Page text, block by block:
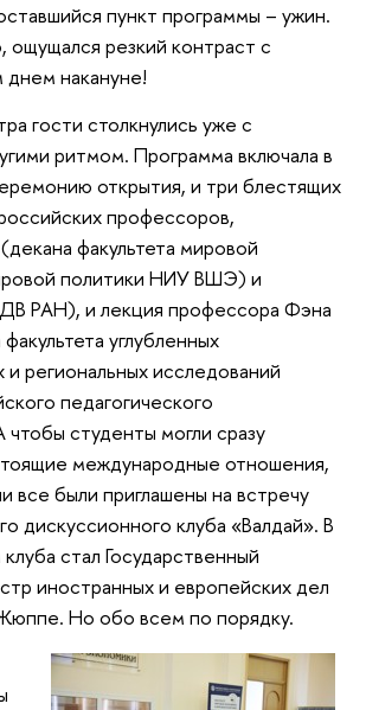
пункт программы – ужин.
ощущался резкий контраст с
накануне!
гости столкнулись уже с
ритмом. Программа включала в
открытия, и три блестящих
профессоров,
факультета мировой
политики НИУ ВШЭ) и
РАН), и лекция профессора Фэна
углубленных
региональных исследований
педагогического
чтобы студенты могли сразу
международные отношения,
все были приглашены на встречу
дискуссионного клуба «Валдай». В
стал Государственный
иностранных и европейских дел
Но обо всем по порядку.